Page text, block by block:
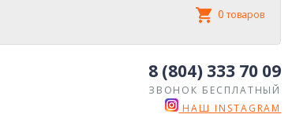
0 товаров
8 (804) 333 70 09
ЗВОНОК БЕСПЛАТНЫЙ
НАШ INSTAGRAM